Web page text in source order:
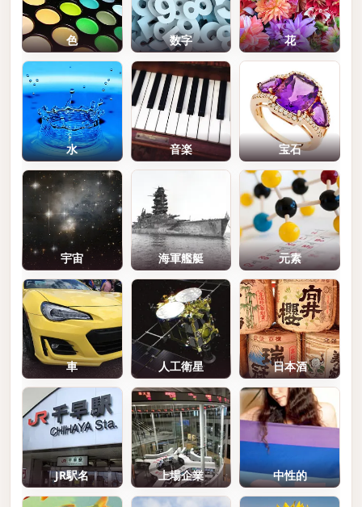
色 数字 花
水 音楽 宝石
宇宙 海軍艦艇 元素
車 人工衛星 日本酒
JR駅名 上場企業 中性的